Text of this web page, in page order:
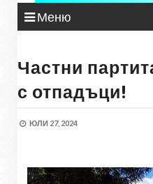
Меню
Частни
с отпадъци!
ЮЛИ 27, 2024